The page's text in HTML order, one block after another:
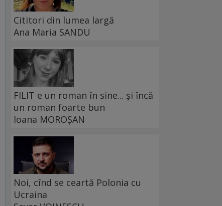
Cititori din lumea largă
Ana Maria SANDU
FILIT e un roman în sine... și încă
un roman foarte bun
Ioana MOROȘAN
Noi, cînd se ceartă Polonia cu
Ucraina